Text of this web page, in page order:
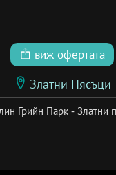
виж офертата
Златни Пясъци
Грийн Парк - Златни